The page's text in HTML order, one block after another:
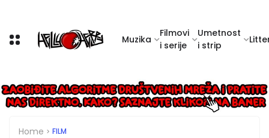
Muzika
Filmovi
i serije
Umetnost
i strip
Home FILM